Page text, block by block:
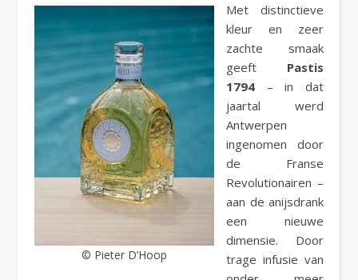
© Pieter D’Hoop
Met distinctieve
kleur en zeer
zachte smaak
geeft Pastis
1794 – in dat
jaartal werd
Antwerpen
ingenomen door
de Franse
Revolutionairen –
aan de anijsdrank
een nieuwe
dimensie. Door
trage infusie van